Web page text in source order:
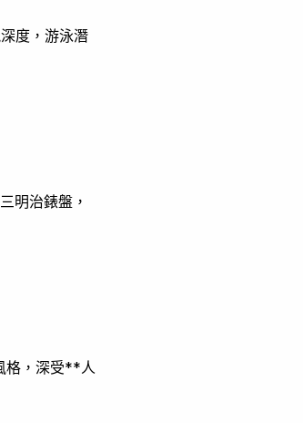
度，游泳潛
明治錶盤，
格，深受**人